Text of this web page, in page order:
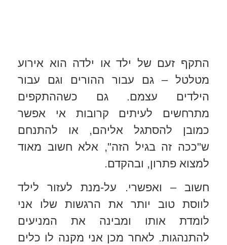
התקף זעם של ילד או ילדה הוא אירוע
מטלטל – גם עבור ההורים וגם עבור
הילדים עצמם. גם כשההתקפים
מתרחשים לעיתים קרובות אי אפשר
כמובן להסתגל אליהם, או להתנחם
ש"ככה זה בגיל הזה", אלא חשוב מאוד
למצוא פתרון, ובהקדם.
חשוב – ואפשרי. על-מנת לעזור לילד
לווסת טוב יותר את הרגשות שלו אני
לומדת אותו ומבינה את המניעים
להתנהגות. לאחר מכן אני מקנה לו כלים